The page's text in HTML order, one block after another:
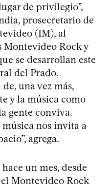
de privilegio”,
prosecretario de
(IM), al
Montevideo Rock y
se desarrollan este
del Prado.
una vez más,
y la música como
gente conviva.
nos invita a
agrega.
un mes, desde
el Montevideo Rock